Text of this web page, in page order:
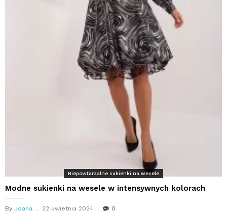
Niepowtarzalne sukienki na wesele
Modne sukienki na wesele w intensywnych kolorach
By Joana 22 kwietnia 2024 0